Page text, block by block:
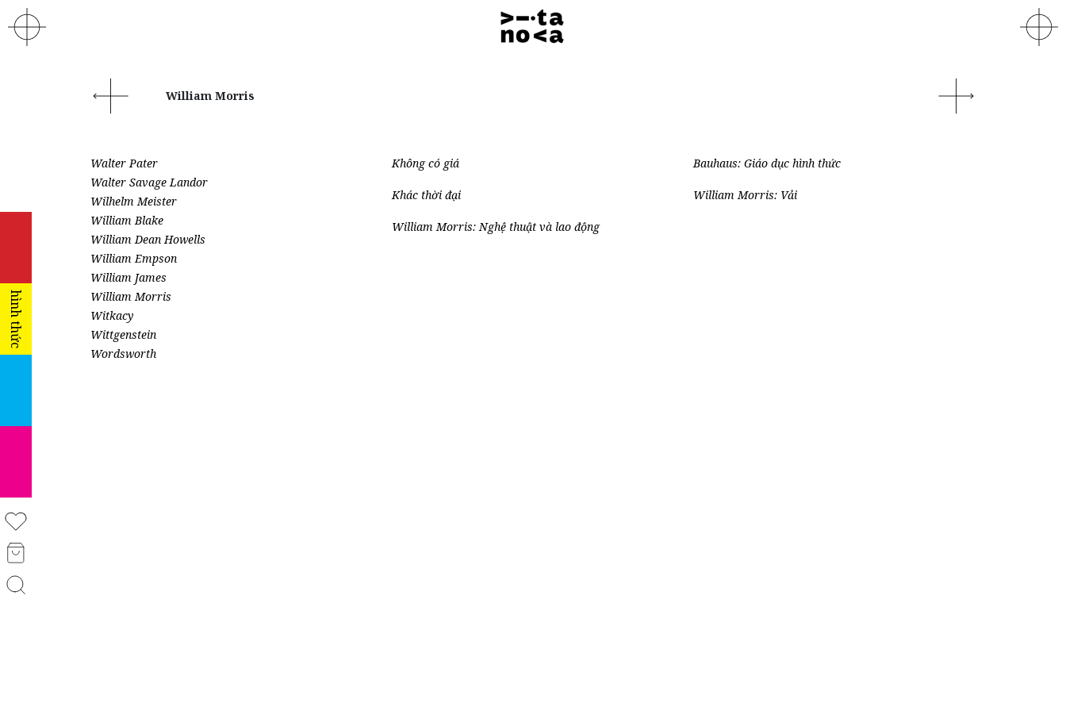
hình thức
William Morris
Walter Pater
Walter Savage Landor
Wilhelm Meister
William Blake
William Dean Howells
William Empson
William James
William Morris
Witkacy
Wittgenstein
Wordsworth
Không có giá Bauhaus: Giáo dục hình thức
Khác thời đại William Morris: Vải
William Morris: Nghệ thuật và lao động